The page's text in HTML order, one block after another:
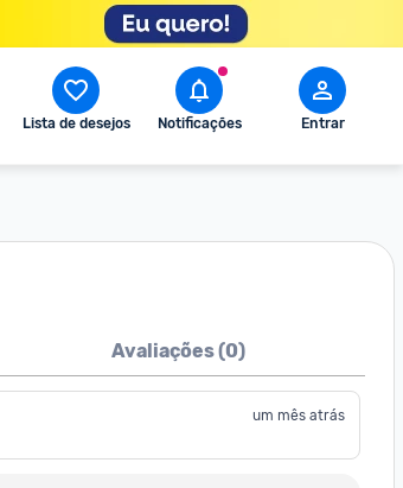
Lista de desejos Notificações Entrar
Avaliações (0)
um mês atrás